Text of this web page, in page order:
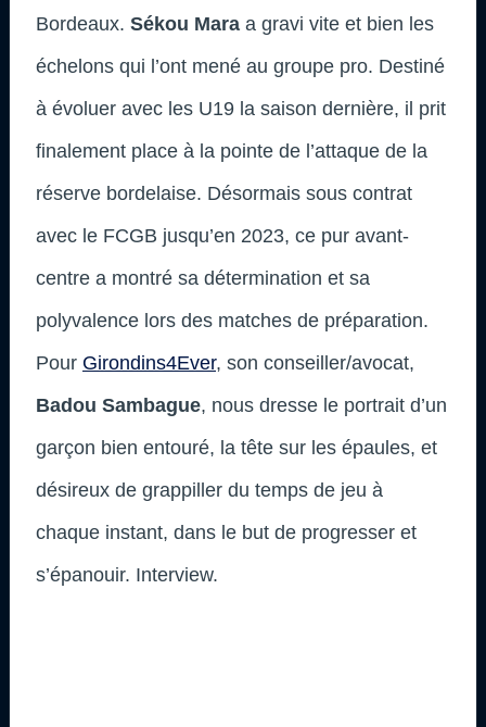
Bordeaux. Sékou Mara a gravi vite et bien les
échelons qui l’ont mené au groupe pro. Destiné
à évoluer avec les U19 la saison dernière, il prit
finalement place à la pointe de l’attaque de la
réserve bordelaise. Désormais sous contrat
avec le FCGB jusqu’en 2023, ce pur avant-
centre a montré sa détermination et sa
polyvalence lors des matches de préparation.
Pour Girondins4Ever, son conseiller/avocat,
Badou Sambague, nous dresse le portrait d’un
garçon bien entouré, la tête sur les épaules, et
désireux de grappiller du temps de jeu à
chaque instant, dans le but de progresser et
s’épanouir. Interview.